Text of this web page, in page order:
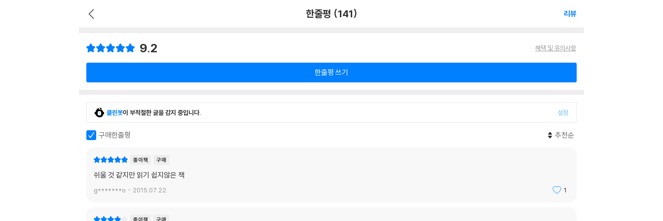
한줄평 (141) 리뷰
9.2 혜택 및 유의사항
한줄평 쓰기
클린봇이 부적절한 글을 감지 중입니다. 설정
구매한줄평 추천순
종이책 구매
쉬울 것 같지만 읽기 쉽지않은 책
g*******o 2015.07.22. 1
종이책 구매